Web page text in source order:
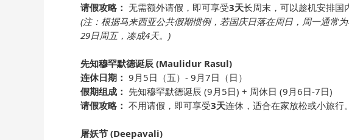
请假攻略： 无需额外请假，即可享受3天长周末，可以趁机安排国
(注：根据马来西亚公共假期惯例，若国庆日落在周日，周一通常
29日周五，凑成4天。)
先知穆罕默德诞辰 (Maulidur Rasul)
连休日期： 9月5日（五）- 9月7日（日）
假期组成： 先知穆罕默德诞辰 (9月5日) + 周休日 (9月6日-7日)
请假攻略： 不用请假，即可享受3天连休，适合在家放松或小旅行。
屠妖节 (Deepavali)